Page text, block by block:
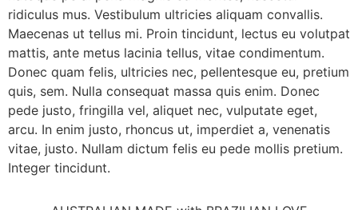
ridiculus mus. Vestibulum ultricies aliquam convallis.
Maecenas ut tellus mi. Proin tincidunt, lectus eu volutpat
mattis, ante metus lacinia tellus, vitae condimentum.
Donec quam felis, ultricies nec, pellentesque eu, pretium
quis, sem. Nulla consequat massa quis enim. Donec
pede justo, fringilla vel, aliquet nec, vulputate eget,
arcu. In enim justo, rhoncus ut, imperdiet a, venenatis
vitae, justo. Nullam dictum felis eu pede mollis pretium.
Integer tincidunt.